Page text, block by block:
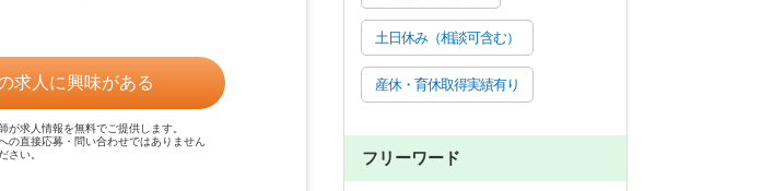
求人に興味がある
が求人情報を無料でご提供します。
の直接応募・問い合わせではありません
さい。
土日休み（相談可含む）
産休・育休取得実績有り
フリーワード